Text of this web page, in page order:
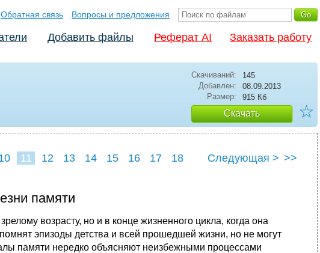
Обратная связь Вопросы и предложения
Добавить файлы Реферат AI Заказать работу
Скачиваний:
145
Добавлен:
08.09.2013
Размер:
915 Кб
Скачать ☆
11 12 13 14 15 16 17 18 Следующая > >>
памяти
возрасту, но и в конце жизненного цикла, когда она
эпизоды детства и всей прошедшей жизни, но не могут
памяти нередко объясняют неизбежными процессами